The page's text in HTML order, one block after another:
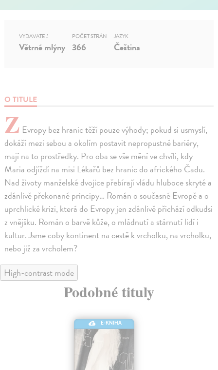
O TITULE
Z Evropy bez hranic těží pouze výhody; pokud si usmyslí,
dokáží mezi sebou a okolím postavit nepropustné bariéry,
mají na to prostředky. Pro oba se vše mění ve chvíli, kdy
Maria odjíždí na misi Lékařů bez hranic do afrického Čadu.
Nad životy manželské dvojice přebírají vládu hluboce skryté a
zdánlivě překonané principy… Román o současné Evropě a o
uprchlické krizi, která do Evropy jen zdánlivě přichází odkudsi
z vnějšku. Román o barvě kůže, o mládnutí a stárnutí lidí i
kultur. Jsme coby kontinent na cestě k vrcholku, na vrcholku,
nebo již za vrcholem?
VYDAVATEĽ
Větrné mlýny
POČET STRÁN
366
JAZYK
Čeština
High-contrast mode
Podobné tituly
E-KNIHA